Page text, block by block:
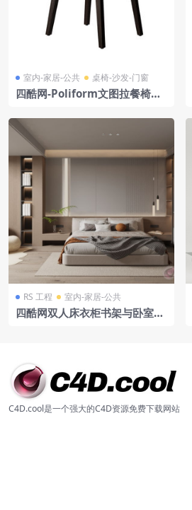
室内-家居-公共 桌椅-沙发-门窗
四酷网-Poliform文图拉餐椅子
RS 工程 室内-家居-公共
四酷网双人床衣柜书架与卧室休
C4D.cool是一个强大的C4D资源免费下载网站